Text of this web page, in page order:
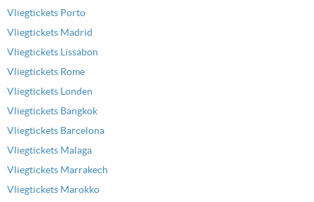
Vliegtickets Porto
Vliegtickets Madrid
Vliegtickets Lissabon
Vliegtickets Rome
Vliegtickets Londen
Vliegtickets Bangkok
Vliegtickets Barcelona
Vliegtickets Malaga
Vliegtickets Marrakech
Vliegtickets Marokko